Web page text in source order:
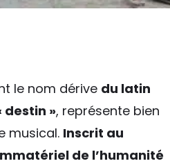
le nom dérive du latin
destin », représente bien
musical. Inscrit au
de l’humanité